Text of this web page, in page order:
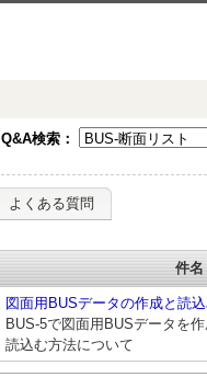
Q&A検索：
よくある質問
件名
図面用BUSデータの作成と読
BUS-5で図面用BUSデータを
読込む方法について